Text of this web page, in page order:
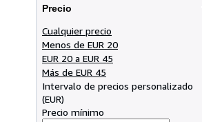
Precio
Cualquier precio
Menos de EUR 20
EUR 20 a EUR 45
Más de EUR 45
Intervalo de precios personalizado
(EUR)
Precio mínimo